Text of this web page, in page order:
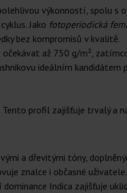
výkonností, spolu s
Jako fotoperiodická
bez kompromisů v kvalitě.
až 750 g/m²,
ideálním kandidátem
Tento profil zajišťuje trvalý
a dřevitými tóny,
znalce i občasné uživatele.
Indica zajišťuje